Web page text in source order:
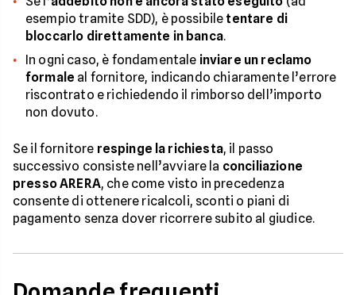
esempio tramite SDD), è possibile tentare di
bloccarlo direttamente in banca.
In ogni caso, è fondamentale inviare un reclamo
formale al fornitore, indicando chiaramente l’errore
riscontrato e richiedendo il rimborso dell’importo
non dovuto.
Se il fornitore respinge la richiesta, il passo
successivo consiste nell’avviare la conciliazione
presso ARERA, che come visto in precedenza
consente di ottenere ricalcoli, sconti o piani di
pagamento senza dover ricorrere subito al giudice.